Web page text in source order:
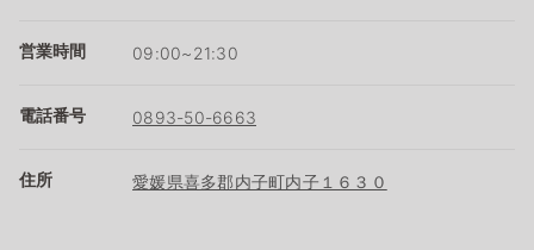
営業時間 09:00~21:30
電話番号 0893-50-6663
住所 愛媛県喜多郡内子町内子１６３０